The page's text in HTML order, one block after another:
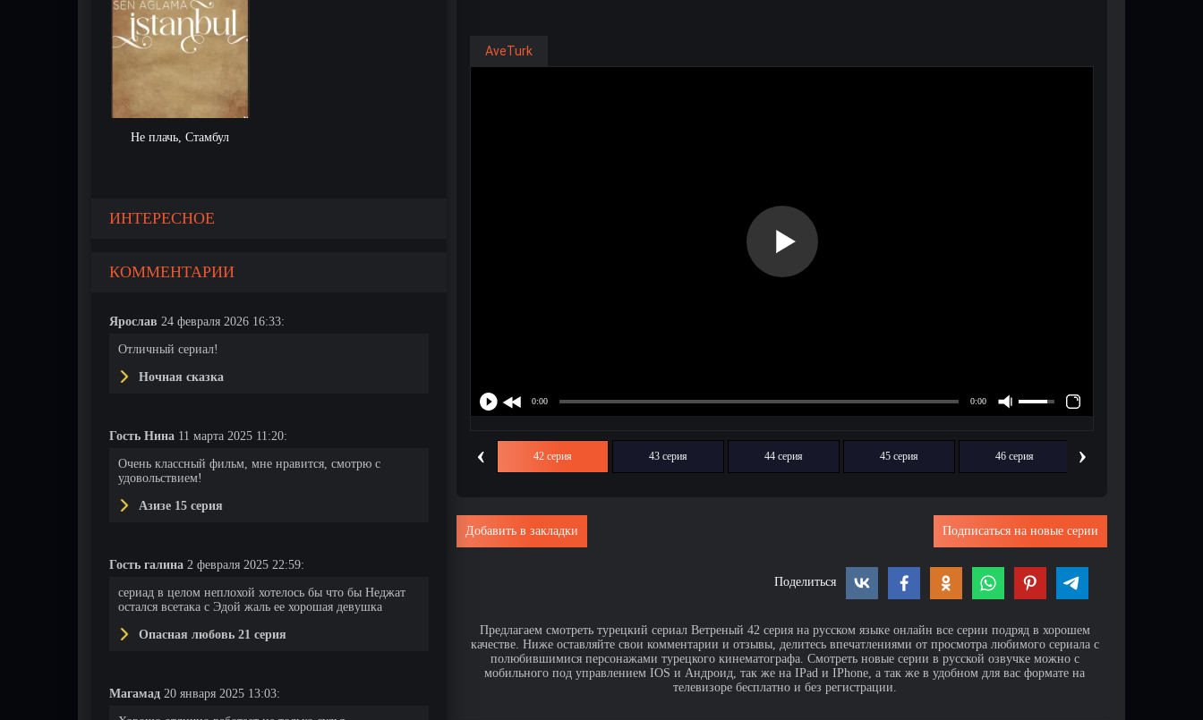
Не плачь, Стамбул
ИНТЕРЕСНОЕ
КОММЕНТАРИИ
Ярослав 24 февраля 2026 16:33:
Отличный сериал!
Ночная сказка
Гость Нина 11 марта 2025 11:20:
Очень классный фильм, мне нравится, смотрю с
удовольствием!
Азизе 15 серия
Гость галина 2 февраля 2025 22:59:
сериад в целом неплохой хотелось бы что бы Неджат
остался всетака с Эдой жаль ее хорошая девушка
Опасная любовь 21 серия
Магамад 20 января 2025 13:03:
AveTurk
‹
39 серия 42 серия 43 серия 44 серия 45 серия 46 серия ›
Подписаться на новые серии
Добавить в закладки
Поделиться
Предлагаем смотреть турецкий сериал Ветреный 42 серия на русском языке онлайн все серии подряд в хорошем
качестве. Ниже оставляйте свои комментарии и отзывы, делитесь впечатлениями от просмотра любимого сериала с
полюбившимися персонажами турецкого кинематографа. Смотреть новые серии в русской озвучке можно с
мобильного под управлением IOS и Андроид, так же на IPad и IPhone, а так же в удобном для вас формате на
телевизоре бесплатно и без регистрации.